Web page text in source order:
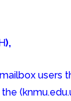
),
users